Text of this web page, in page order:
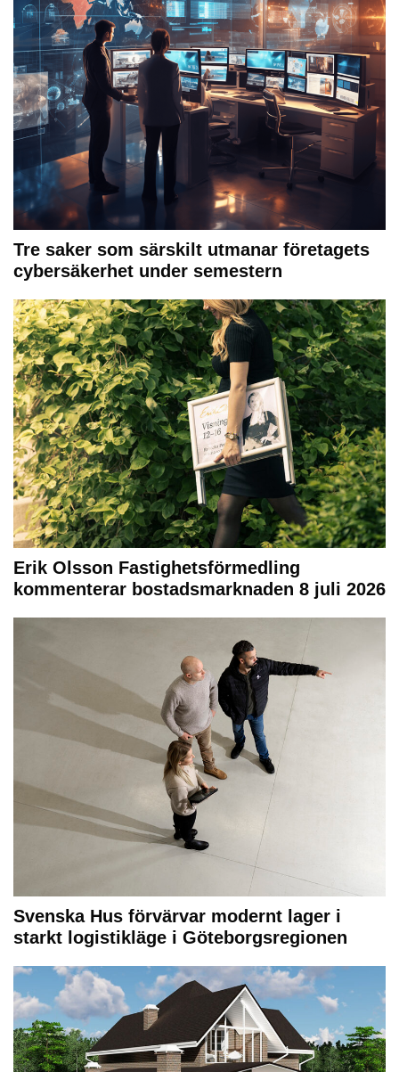
Tre saker som särskilt utmanar företagets
cybersäkerhet under semestern
Erik Olsson Fastighetsförmedling
kommenterar bostadsmarknaden 8 juli 2026
Svenska Hus förvärvar modernt lager i
starkt logistikläge i Göteborgsregionen